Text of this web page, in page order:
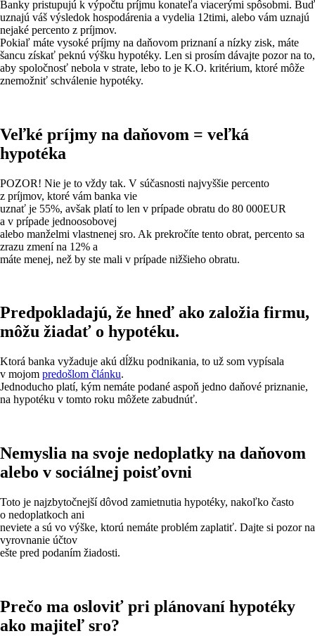
Banky pristupujú k výpočtu príjmu konateľa viacerými spôsobmi. Buď
uznajú váš výsledok hospodárenia a vydelia 12timi, alebo vám uznajú
nejaké percento z príjmov.
Pokiaľ máte vysoké príjmy na daňovom priznaní a nízky zisk, máte
šancu získať peknú výšku hypotéky. Len si prosím dávajte pozor na to,
aby spoločnosť nebola v strate, lebo to je K.O. kritérium, ktoré môže
znemožniť schválenie hypotéky.
Veľké príjmy na daňovom = veľká
hypotéka
POZOR! Nie je to vždy tak. V súčasnosti najvyššie percento
z príjmov, ktoré vám banka vie
uznať je 55%, avšak platí to len v prípade obratu do 80 000EUR
a v prípade jednoosobovej
alebo manželmi vlastnenej sro. Ak prekročíte tento obrat, percento sa
zrazu zmení na 12% a
máte menej, než by ste mali v prípade nižšieho obratu.
Predpokladajú, že hneď ako založia firmu,
môžu žiadať o hypotéku.
Ktorá banka vyžaduje akú dĺžku podnikania, to už som vypísala
v mojom predošlom článku.
Jednoducho platí, kým nemáte podané aspoň jedno daňové priznanie,
na hypotéku v tomto roku môžete zabudnúť.
Nemyslia na svoje nedoplatky na daňovom
alebo v sociálnej poisťovni
Toto je najzbytočnejší dôvod zamietnutia hypotéky, nakoľko často
o nedoplatkoch ani
neviete a sú vo výške, ktorú nemáte problém zaplatiť. Dajte si pozor na
vyrovnanie účtov
ešte pred podaním žiadosti.
Prečo ma osloviť pri plánovaní hypotéky
ako majiteľ sro?